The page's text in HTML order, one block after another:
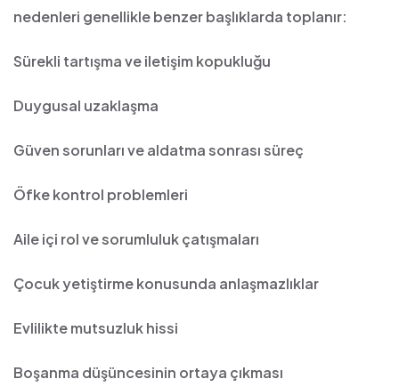
nedenleri genellikle benzer başlıklarda toplanır:
Sürekli tartışma ve iletişim kopukluğu
Duygusal uzaklaşma
Güven sorunları ve aldatma sonrası süreç
Öfke kontrol problemleri
Aile içi rol ve sorumluluk çatışmaları
Çocuk yetiştirme konusunda anlaşmazlıklar
Evlilikte mutsuzluk hissi
Boşanma düşüncesinin ortaya çıkması